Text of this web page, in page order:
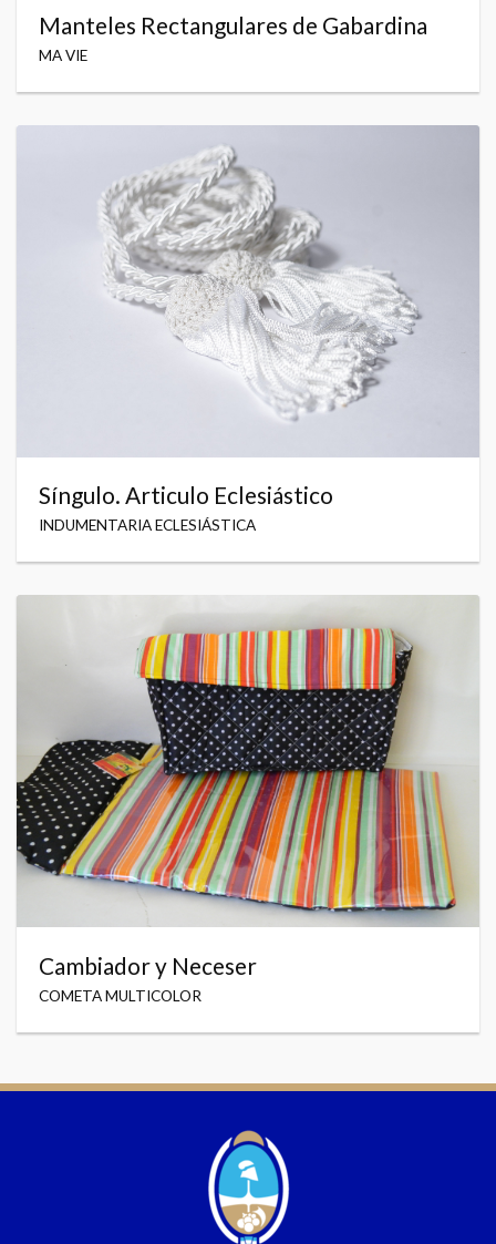
Manteles Rectangulares de Gabardina
MA VIE
Síngulo. Articulo Eclesiástico
INDUMENTARIA ECLESIÁSTICA
Cambiador y Neceser
COMETA MULTICOLOR